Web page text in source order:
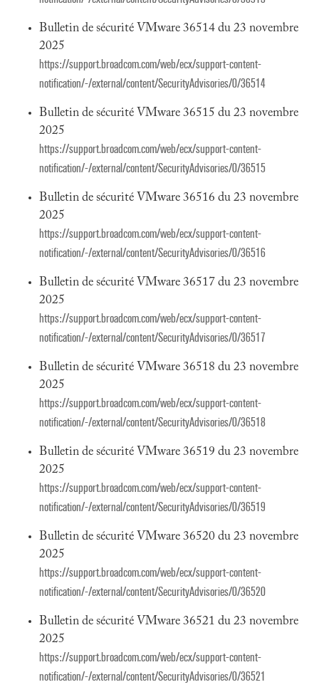
Bulletin de sécurité VMware 36514 du 23 novembre
2025
https://support.broadcom.com/web/ecx/support-content-
notification/-/external/content/SecurityAdvisories/0/36514
Bulletin de sécurité VMware 36515 du 23 novembre
2025
https://support.broadcom.com/web/ecx/support-content-
notification/-/external/content/SecurityAdvisories/0/36515
Bulletin de sécurité VMware 36516 du 23 novembre
2025
https://support.broadcom.com/web/ecx/support-content-
notification/-/external/content/SecurityAdvisories/0/36516
Bulletin de sécurité VMware 36517 du 23 novembre
2025
https://support.broadcom.com/web/ecx/support-content-
notification/-/external/content/SecurityAdvisories/0/36517
Bulletin de sécurité VMware 36518 du 23 novembre
2025
https://support.broadcom.com/web/ecx/support-content-
notification/-/external/content/SecurityAdvisories/0/36518
Bulletin de sécurité VMware 36519 du 23 novembre
2025
https://support.broadcom.com/web/ecx/support-content-
notification/-/external/content/SecurityAdvisories/0/36519
Bulletin de sécurité VMware 36520 du 23 novembre
2025
https://support.broadcom.com/web/ecx/support-content-
notification/-/external/content/SecurityAdvisories/0/36520
Bulletin de sécurité VMware 36521 du 23 novembre
2025
https://support.broadcom.com/web/ecx/support-content-
notification/-/external/content/SecurityAdvisories/0/36521